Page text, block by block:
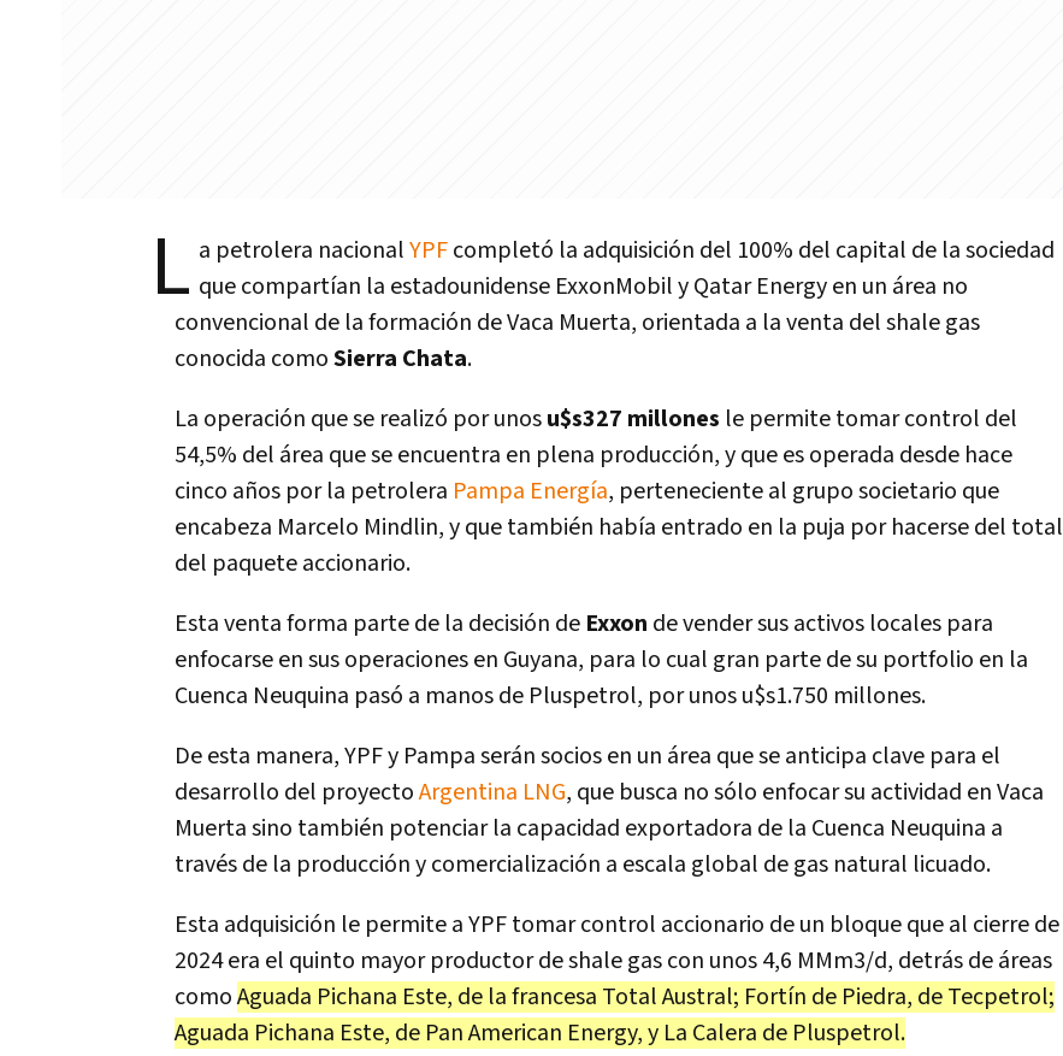
L a petrolera nacionalYPFcompletó la adquisición del 100% del capital de la sociedad
que compartían la estadounidense ExxonMobil y Qatar Energy en un área no
convencional de la formación de Vaca Muerta, orientada a la venta del shale gas
conocida comoSierra Chata.
La operación que se realizó por unosu$s327 millones le permite tomar control del
54,5% del área que se encuentra en plena producción, y que es operada desde hace
cinco años por la petrolera Pampa Energía, perteneciente al grupo societario que
encabeza Marcelo Mindlin, y que también había entrado en la puja por hacerse del total
del paquete accionario.
Esta venta forma parte de la decisión de Exxon de vender sus activos locales para
enfocarse en sus operaciones en Guyana, para lo cual gran parte de su portfolio en la
Cuenca Neuquina pasó a manos de Pluspetrol, por unos u$s1.750 millones.
De esta manera, YPF y Pampa serán socios en un área que se anticipa clave para el
desarrollo del proyectoArgentina LNG, que busca no sólo enfocar su actividad en Vaca
Muerta sino también potenciar la capacidad exportadora de la Cuenca Neuquina a
través de la producción y comercialización a escala global de gas natural licuado.
Esta adquisición le permite a YPF tomar control accionario de un bloque que al cierre de
2024 era el quinto mayor productor de shale gas con unos 4,6 MMm3/d, detrás de áreas
comoAguada Pichana Este, de la francesa Total Austral; Fortín de Piedra, de Tecpetrol;
Aguada Pichana Este, de Pan American Energy, y La Calera de Pluspetrol.